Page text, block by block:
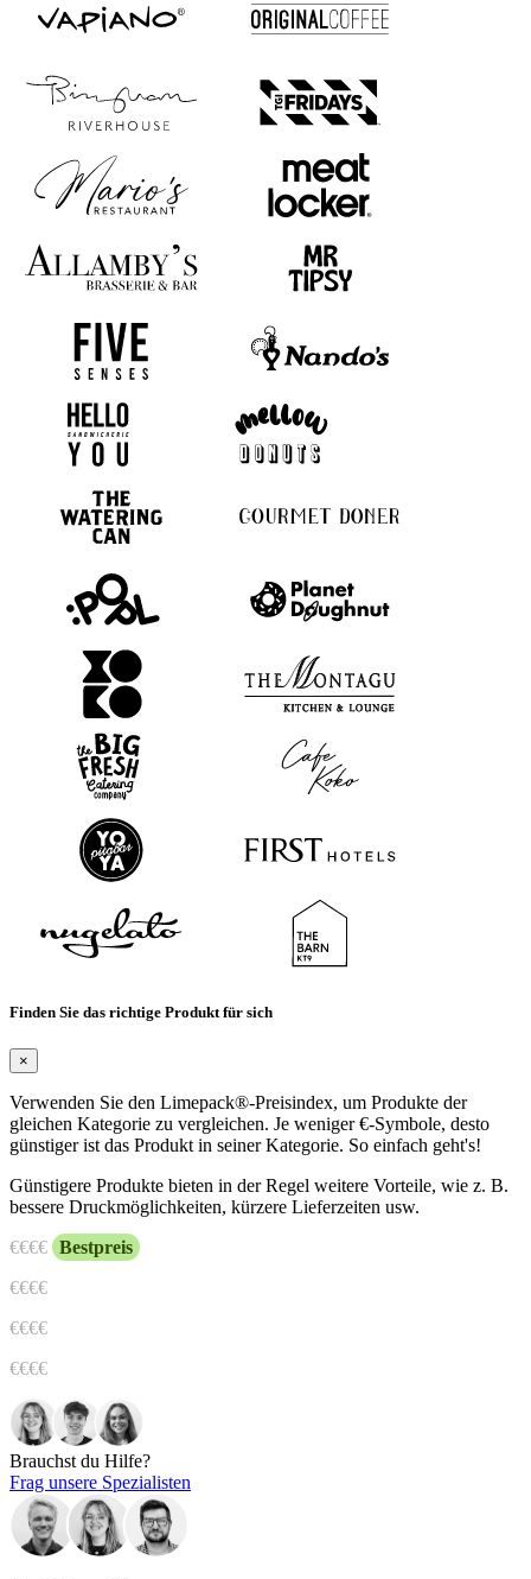
Finden Sie das richtige Produkt für sich
×
Verwenden Sie den Limepack®-Preisindex, um Produkte der
gleichen Kategorie zu vergleichen. Je weniger €-Symbole, desto
günstiger ist das Produkt in seiner Kategorie. So einfach geht's!
Günstigere Produkte bieten in der Regel weitere Vorteile, wie z. B.
bessere Druckmöglichkeiten, kürzere Lieferzeiten usw.
€€€€ Bestpreis
€€€€
€€€€
€€€€
Brauchst du Hilfe?
Frag unsere Spezialisten